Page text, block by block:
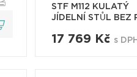
STF M112 KULATÝ
JÍDELNÍ STŮL BEZ
17 769 Kč s DPH